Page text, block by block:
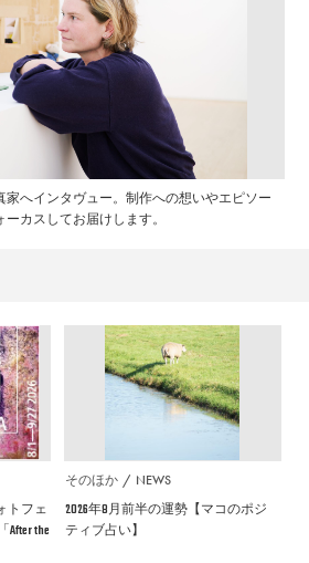
家へインタヴュー。制作への想いやエピソー
カスしてお届けします。
トフェ
After the
そのほか NEWS
2026年8月前半の運勢【マコのポジ
ティブ占い】